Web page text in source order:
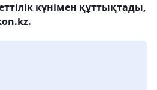
күнімен құттықтады,